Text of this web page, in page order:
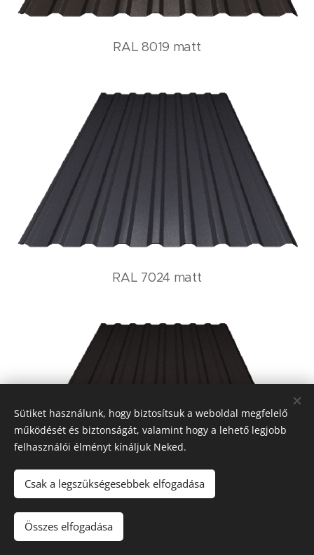
RAL 8019 matt
RAL 7024 matt
Sütiket használunk, hogy biztosítsuk a weboldal megfelelő
működését és biztonságát, valamint hogy a lehető legjobb
felhasználói élményt kínáljuk Neked.
Csak a legszükségesebbek elfogadása
Összes elfogadása